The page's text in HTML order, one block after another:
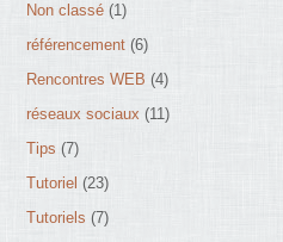
Non classé (1)
référencement (6)
Rencontres WEB (4)
réseaux sociaux (11)
Tips (7)
Tutoriel (23)
Tutoriels (7)